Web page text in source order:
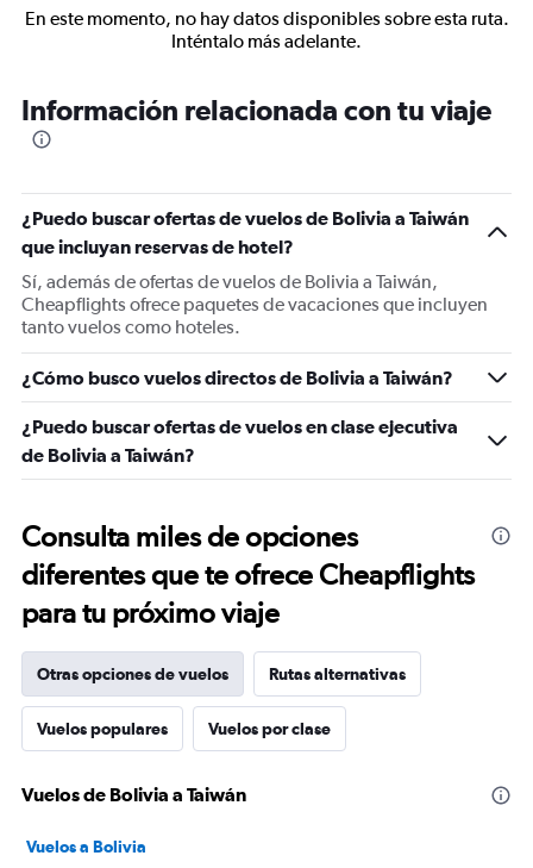
En este momento, no hay datos disponibles sobre esta ruta.
Inténtalo más adelante.
Información relacionada con tu viaje
¿Puedo buscar ofertas de vuelos de Bolivia a Taiwán
que incluyan reservas de hotel?
Sí, además de ofertas de vuelos de Bolivia a Taiwán,
Cheapflights ofrece paquetes de vacaciones que incluyen
tanto vuelos como hoteles.
¿Cómo busco vuelos directos de Bolivia a Taiwán?
¿Puedo buscar ofertas de vuelos en clase ejecutiva
de Bolivia a Taiwán?
Consulta miles de opciones
diferentes que te ofrece Cheapflights
para tu próximo viaje
Otras opciones de vuelos Rutas alternativas
Vuelos populares Vuelos por clase
Vuelos de Bolivia a Taiwán
Vuelos a Bolivia